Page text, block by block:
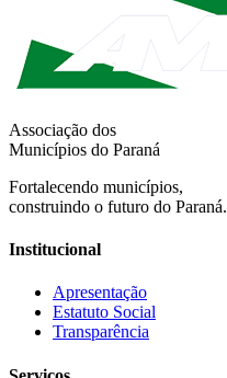
Associação dos
Municípios do Paraná
Fortalecendo municípios,
construindo o futuro do Paraná.
Institucional
Apresentação
Estatuto Social
Transparência